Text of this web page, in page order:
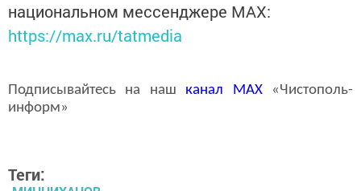
национальном мессенджере MАХ:
https://max.ru/tatmedia
Подписывайтесь на наш канал MAX«Чистополь-
информ»
Теги: